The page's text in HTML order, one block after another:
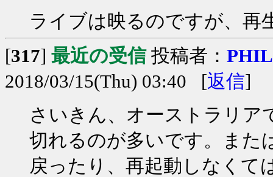
ライブは映るのですが、再
[317] 最近の受信投稿者：
2018/03/15(Thu) 03:40 [返信]
さいきん、オーストラリア
切れるのが多いです。また
戻ったり、再起動しなくて